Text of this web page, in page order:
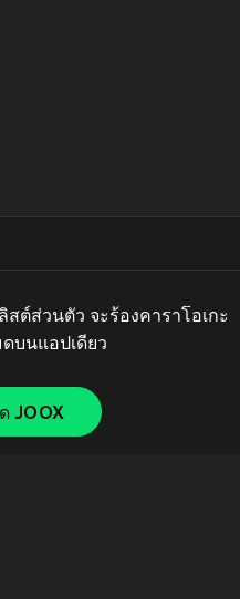
ต์ส่วนตัว จะร้องคาราโอเกะ
บนแอปเดียว
JOOX